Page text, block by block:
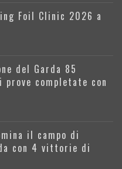
Foil Clinic 2026 a
del Garda 85
completate con
il campo di
con 4 vittorie di